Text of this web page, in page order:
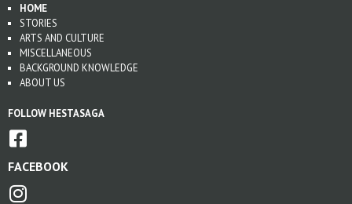
HOME
STORIES
ARTS AND CULTURE
MISCELLANEOUS
BACKGROUND KNOWLEDGE
ABOUT US
FOLLOW HESTASAGA
FACEBOOK